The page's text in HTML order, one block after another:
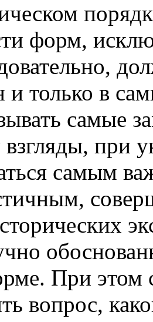
форм,
и только в
самые
при
самым
При этом
вопрос,